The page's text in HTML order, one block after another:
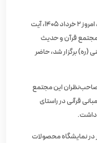
به گزارش روابط‌عمومی دفتر آیت‌ الله اراکی، امروز ۲ خرداد ۱۴۰۵، آیت‌
قرآن و حدیث
برگزار شد، حاضر
این مجتمع
قرآنی در راستای
داشت.
در نمایشگاه محصولات